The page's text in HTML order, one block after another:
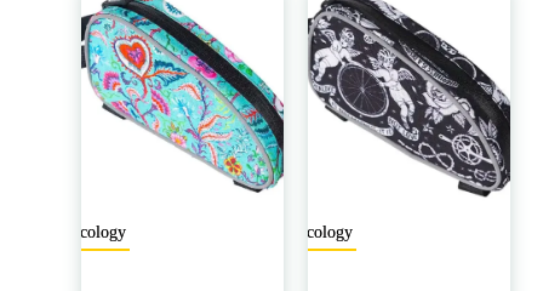
Cycology Cycology